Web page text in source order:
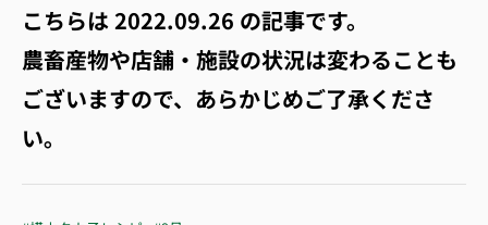
こちらは2022.09.26 の記事です。
農畜産物や店舗・施設の状況は変わることも
ございますので、あらかじめご了承くださ
い。